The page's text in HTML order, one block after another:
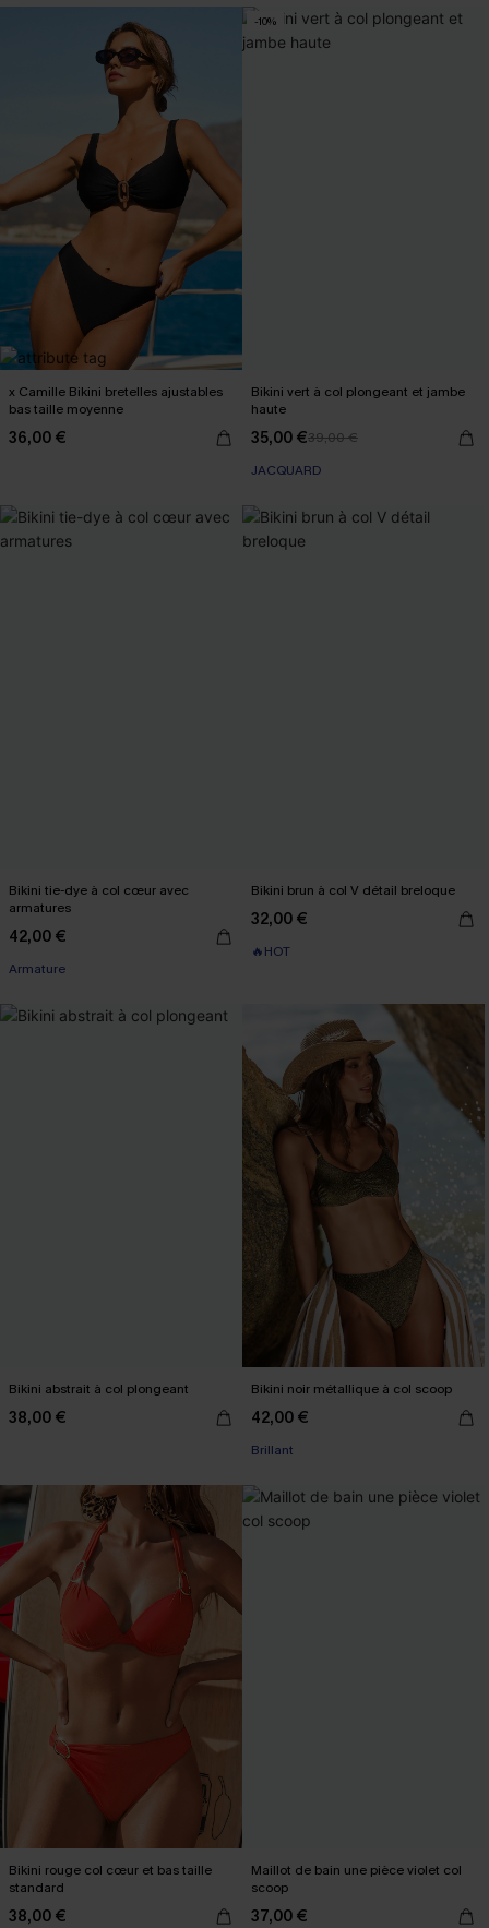
x Camille Bikini bretelles ajustables
bas taille moyenne
36,00 €
-10%
Bikini vert à col plongeant et jambe
haute
35,00 €39,00 €
JACQUARD
Bikini tie-dye à col cœur avec
armatures
42,00 €
Armature
Bikini brun à col V détail breloque
32,00 €
🔥HOT
Bikini abstrait à col plongeant
38,00 €
Bikini noir métallique à col scoop
42,00 €
Brillant
Bikini rouge col cœur et bas taille
standard
38,00 €
Maillot de bain une pièce violet col
scoop
37,00 €